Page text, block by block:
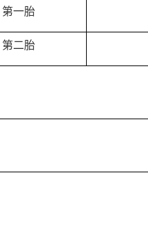
第一胎
第二胎